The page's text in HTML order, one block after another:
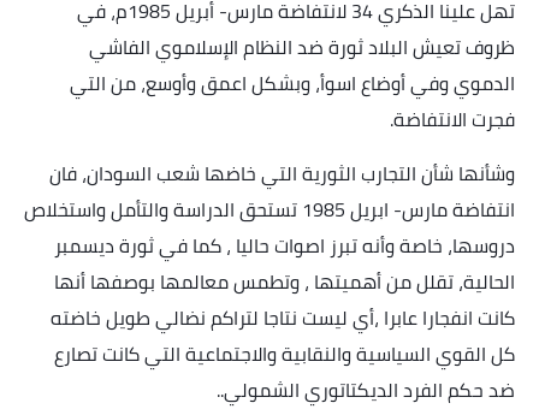
منوعات
مواضيع عامة
تهل علينا الذكري 34 لانتفاضة مارس- أبريل 1985م، في
ظروف تعيش البلاد ثورة ضد النظام الإسلاموي الفاشي
الدموي وفي أوضاع اسوأ، وبشكل اعمق وأوسع، من التي
فجرت الانتفاضة.
وشأنها شأن التجارب الثورية التي خاضها شعب السودان، فان
انتفاضة مارس- ابريل 1985 تستحق الدراسة والتأمل واستخلاص
دروسها، خاصة وأنه تبرز اصوات حاليا ، كما في ثورة ديسمبر
الحالية، تقلل من أهميتها ، وتطمس معالمها بوصفها أنها
كانت انفجارا عابرا ،أي ليست نتاجا لتراكم نضالي طويل خاضته
كل القوي السياسية والنقابية والاجتماعية التي كانت تصارع
ضد حكم الفرد الديكتاتوري الشمولي..